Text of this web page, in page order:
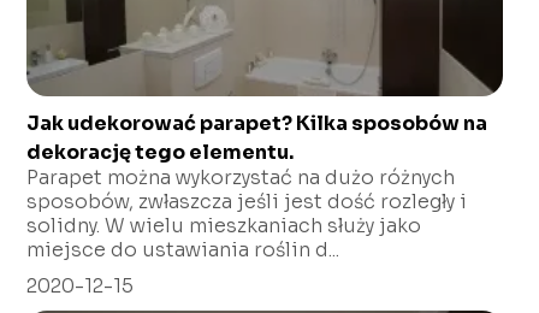
Jak udekorować parapet? Kilka sposobów na
dekorację tego elementu.
Parapet można wykorzystać na dużo różnych
sposobów, zwłaszcza jeśli jest dość rozległy i
solidny. W wielu mieszkaniach służy jako
miejsce do ustawiania roślin d...
2020-12-15